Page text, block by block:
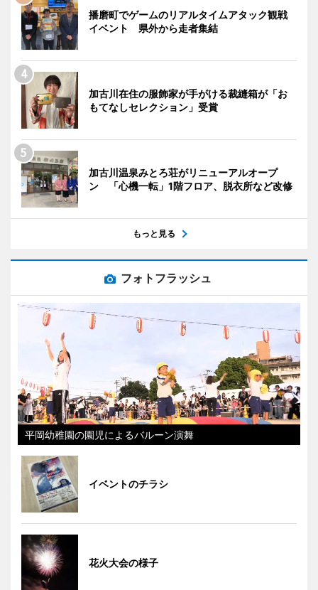
播磨町でゲームのリアルタイムアタック観戦
イベント 県外から走者集結
加古川在住の服飾家が手がける裁縫箱が「お
もてなしセレクション」受賞
加古川温泉みとろ荘がリニューアルオープ
ン 「心機一転」1階フロア、脱衣所など改修
もっと見る
フォトフラッシュ
平岡幼稚園の園児によるバルーン演舞
イベントのチラシ
花火大会の様子